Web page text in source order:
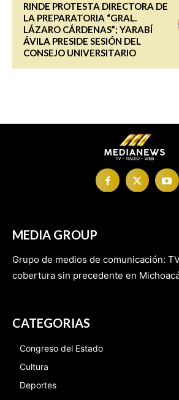
RINDE PROTESTA DIRECTORA DE
LA PREPARATORIA “GRAL.
LÁZARO CÁRDENAS”; YARABÍ
ÁVILA PRESIDE SESIÓN DEL
CONSEJO UNIVERSITARIO
MEDIA GROUP
Grupo de medios de comunicación:
cobertura sin precedente en
CATEGORIAS
Congreso del Estado
Cultura
Deportes